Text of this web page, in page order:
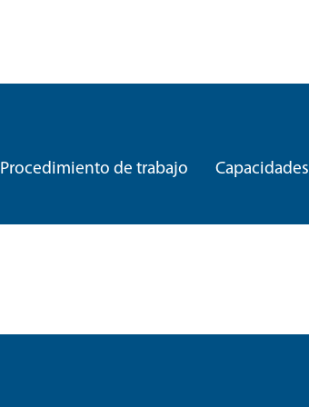
Procedimiento de trabajo Capacidades